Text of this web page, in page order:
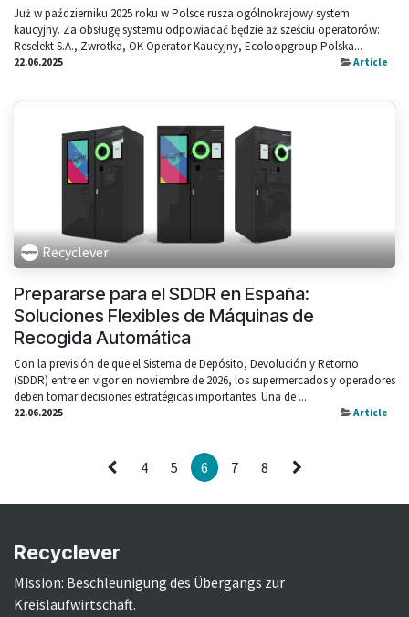
Już w październiku 2025 roku w Polsce rusza ogólnokrajowy system
kaucyjny. Za obsługę systemu odpowiadać będzie aż sześciu operatorów:
Reselekt S.A., Zwrotka, OK Operator Kaucyjny, Ecoloopgroup Polska...
22.06.2025 Article
Recyclever
Prepararse para el SDDR en España:
Soluciones Flexibles de Máquinas de
Recogida Automática
Con la previsión de que el Sistema de Depósito, Devolución y Retorno
(SDDR) entre en vigor en noviembre de 2026, los supermercados y operadores
deben tomar decisiones estratégicas importantes. Una de ...
22.06.2025 Article
4 5 6 7 8
Recyclever
Mission: Beschleunigung des Übergangs zur
Kreislaufwirtschaft.